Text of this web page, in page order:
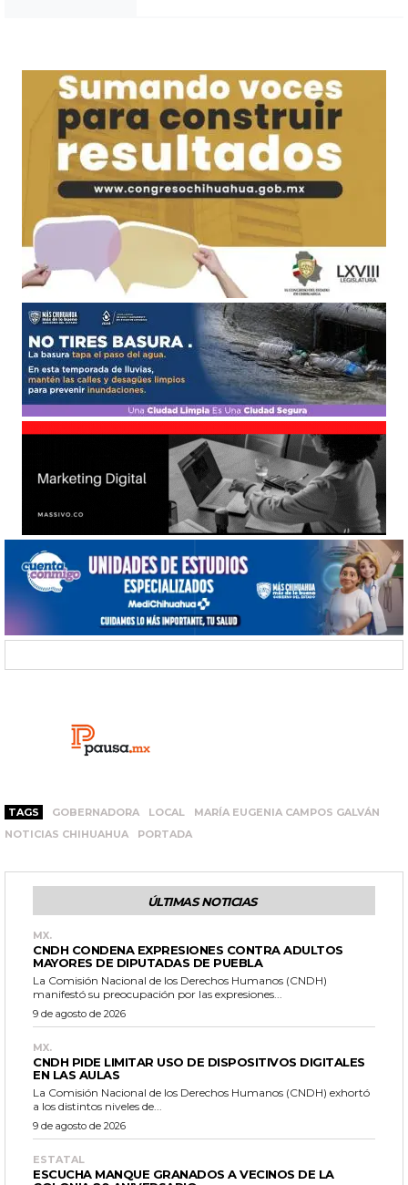
TAGS GOBERNADORA LOCAL
MARÍA EUGENIA CAMPOS GALVÁN
NOTICIAS CHIHUAHUA
PORTADA
ÚLTIMAS NOTICIAS
MX.
CNDH CONDENA EXPRESIONES CONTRA ADULTOS
MAYORES DE DIPUTADAS DE PUEBLA
La Comisión Nacional de los Derechos Humanos (CNDH)
manifestó su preocupación por las expresiones...
9 de agosto de 2026
MX.
CNDH PIDE LIMITAR USO DE DISPOSITIVOS DIGITALES
EN LAS AULAS
La Comisión Nacional de los Derechos Humanos (CNDH) exhortó
a los distintos niveles de...
9 de agosto de 2026
ESTATAL
ESCUCHA MANQUE GRANADOS A VECINOS DE LA